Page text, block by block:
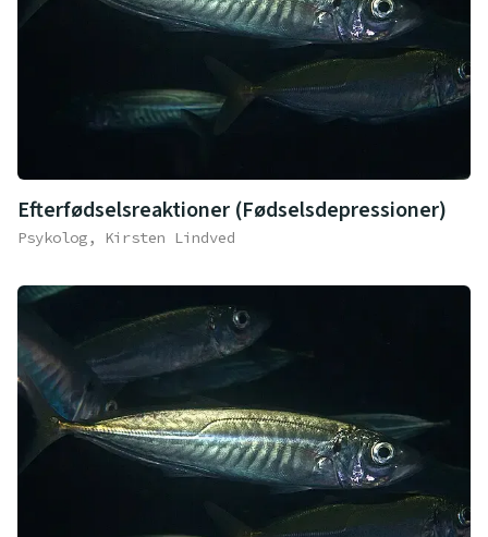
Efterfødselsreaktioner (Fødselsdepressioner)
Psykolog, Kirsten Lindved